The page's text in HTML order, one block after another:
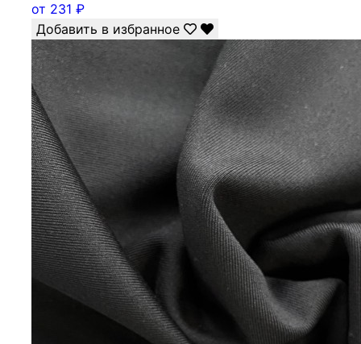
от 231 ₽
Добавить в избранное